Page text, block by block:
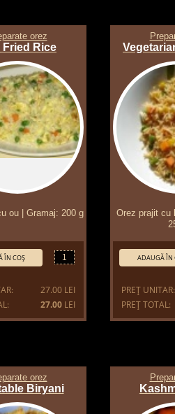
orez
Fried Rice
ou | Gramaj: 200 g
27.00 LEI
27.00 LEI
ÎN COŞ
Orez prajit cu
Cantitate:
PREŢ UNITAR:
PREŢ TOTAL:
ADAUGĂ ÎN
orez
Biryani